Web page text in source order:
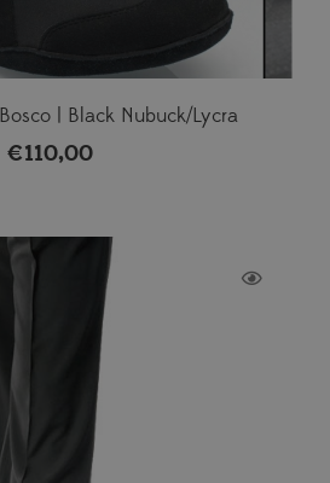
Bosco | Black Nubuck/Lycra
€110,00